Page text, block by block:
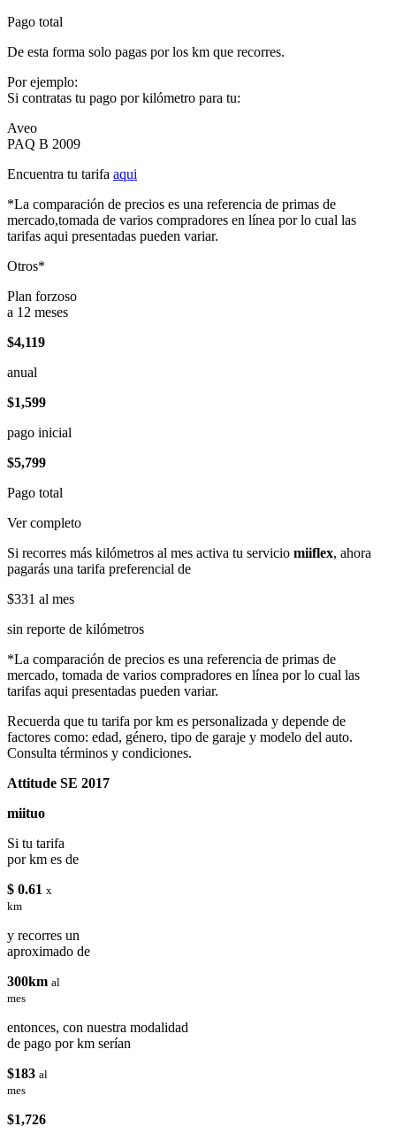
Pago total
De esta forma solo pagas por los km que recorres.
Por ejemplo:
Si contratas tu pago por kilómetro para tu:
Aveo
PAQ B 2009
Encuentra tu tarifa aqui
*La comparación de precios es una referencia de primas de
mercado,tomada de varios compradores en línea por lo cual las
tarifas aqui presentadas pueden variar.
Otros*
Plan forzoso
a 12 meses
$4,119
anual
$1,599
pago inicial
$5,799
Pago total
Ver completo
Si recorres más kilómetros al mes activa tu servicio miiflex, ahora
pagarás una tarifa preferencial de
$331 al mes
sin reporte de kilómetros
*La comparación de precios es una referencia de primas de
mercado, tomada de varios compradores en línea por lo cual las
tarifas aqui presentadas pueden variar.
Recuerda que tu tarifa por km es personalizada y depende de
factores como: edad, género, tipo de garaje y modelo del auto.
Consulta términos y condiciones.
Attitude SE 2017
miituo
Si tu tarifa
por km es de
$ 0.61 x
km
y recorres un
aproximado de
300km al
mes
entonces, con nuestra modalidad
de pago por km serían
$183 al
mes
$1,726